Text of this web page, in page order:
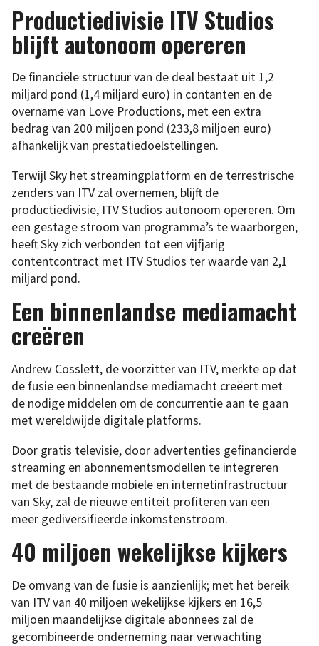
Productiedivisie ITV Studios
blijft autonoom opereren
De financiële structuur van de deal bestaat uit 1,2
miljard pond (1,4 miljard euro) in contanten en de
overname van Love Productions, met een extra
bedrag van 200 miljoen pond (233,8 miljoen euro)
afhankelijk van prestatiedoelstellingen.
Terwijl Sky het streamingplatform en de terrestrische
zenders van ITV zal overnemen, blijft de
productiedivisie, ITV Studios autonoom opereren. Om
een gestage stroom van programma’s te waarborgen,
heeft Sky zich verbonden tot een vijfjarig
contentcontract met ITV Studios ter waarde van 2,1
miljard pond.
Een binnenlandse mediamacht
creëren
Andrew Cosslett, de voorzitter van ITV, merkte op dat
de fusie een binnenlandse mediamacht creëert met
de nodige middelen om de concurrentie aan te gaan
met wereldwijde digitale platforms.
Door gratis televisie, door advertenties gefinancierde
streaming en abonnementsmodellen te integreren
met de bestaande mobiele en internetinfrastructuur
van Sky, zal de nieuwe entiteit profiteren van een
meer gediversifieerde inkomstenstroom.
40 miljoen wekelijkse kijkers
De omvang van de fusie is aanzienlijk; met het bereik
van ITV van 40 miljoen wekelijkse kijkers en 16,5
miljoen maandelijkse digitale abonnees zal de
gecombineerde onderneming naar verwachting